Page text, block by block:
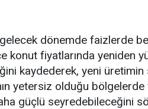
dönemde faizlerde
konut fiyatlarında yeniden
kaydederek, yeni üretimin
yetersiz olduğu bölgelerde
güçlü seyredebileceğini